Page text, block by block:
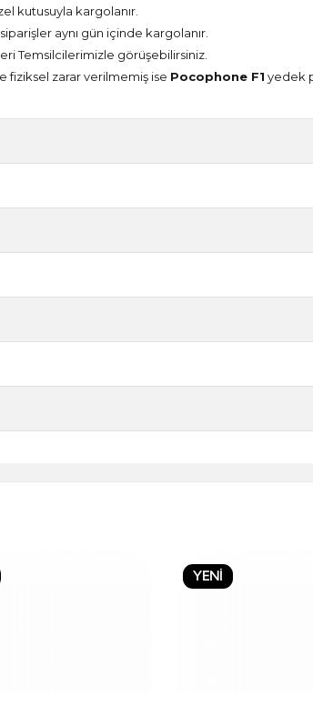
kutusuyla kargolanır.
aynı gün içinde kargolanır.
Temsilcilerimizle görüşebilirsiniz.
fiziksel zarar verilmemiş ise Pocophone F1 yedek
YENİ